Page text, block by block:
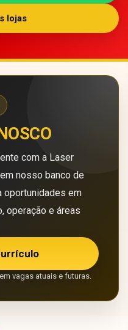
lojas
com a Laser
nosso banco de
oportunidades em
operação e áreas
vagas atuais e futuras.